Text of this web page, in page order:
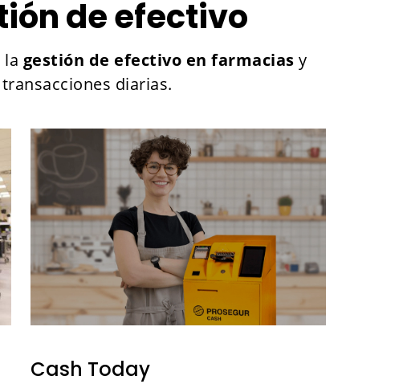
de efectivo
gestión de efectivo en farmaciasy
diarias.
Cash Today